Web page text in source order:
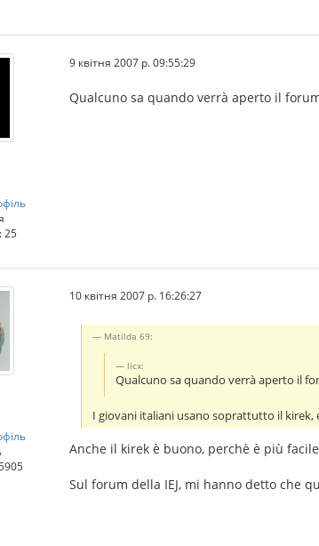
25
9 квітня 2007 р. 09:55:29
Qualcuno sa quando verrà aperto il
10 квітня 2007 р. 16:26:27
Matilda 69:
licx:
Qualcuno sa quando verrà aperto il
I giovani italiani usano soprattutto il kirek,
Anche il kirek è buono, perchè è più
Sul forum della IEJ, mi hanno detto che